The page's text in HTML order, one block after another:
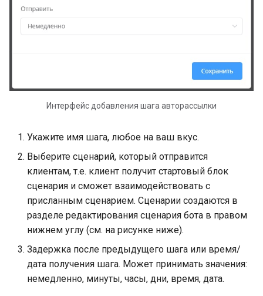
недвижимости в
Интерфейс добавления шага авторассылки
Укажите имя шага, любое на ваш вкус.
Выберите сценарий, который отправится
клиентам, т.е. клиент получит стартовый блок
сценария и сможет взаимодействовать с
присланным сценарием. Сценарии создаются в
разделе редактирования сценария бота в правом
нижнем углу (см. на рисунке ниже).
Задержка после предыдущего шага или время/
дата получения шага. Может принимать значения:
немедленно, минуты, часы, дни, время, дата.